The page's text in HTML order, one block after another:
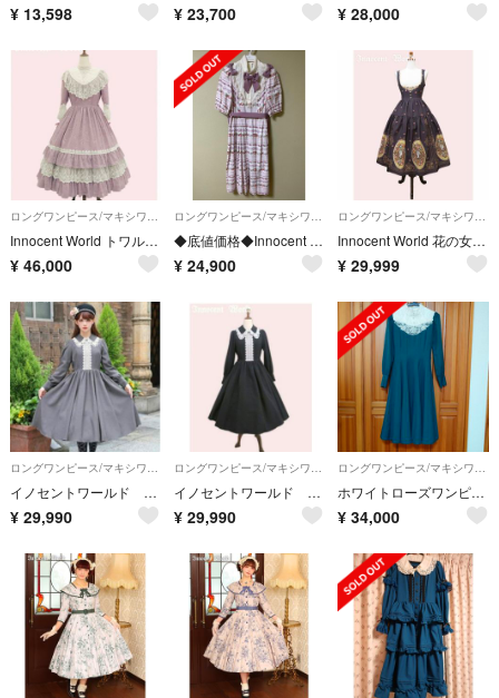
¥ 13,598 ¥ 23,700 ¥ 28,000
ロングワンピース/マキシワンピース
Innocent World トワルドジュイアニバーサリードレス
¥ 46,000
ロングワンピース/マキシワンピース
◆底値価格◆Innocent World リボンローズワンピース
¥ 24,900
ロングワンピース/マキシワンピース
Innocent World 花の女神フローラ ジャンパースカート Mサイズ
¥ 29,999
ロングワンピース/マキシワンピース
イノセントワールド セシルワンピース② グレー
¥ 29,990
ロングワンピース/マキシワンピース
イノセントワールド セシルワンピース 黒
¥ 29,990
ロングワンピース/マキシワンピース
ホワイトローズワンピース
¥ 34,000